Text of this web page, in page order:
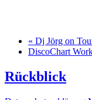
« Dj Jörg on
DiscoChart
Rückblick